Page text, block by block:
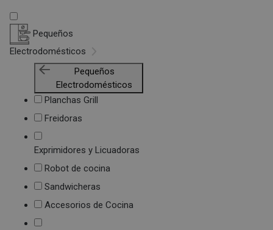
Pequeños
Electrodomésticos
Pequeños
Electrodomésticos
Planchas Grill
Freidoras
Exprimidores y Licuadoras
Robot de cocina
Sandwicheras
Accesorios de Cocina